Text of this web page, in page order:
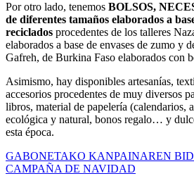
Por otro lado, tenemos BOLSOS,
de diferentes tamaños elaborados a
reciclados procedentes de los talleres
elaborados a base de envases de zumo y
Gafreh, de Burkina Faso elaborados con
Asimismo, hay disponibles artesanías,
accesorios procedentes de muy diversos
libros, material de papelería (calendarios,
ecológica y natural, bonos regalo… y
esta época.
GABONETAKO KANPAINAREN
CAMPAÑA DE NAVIDAD